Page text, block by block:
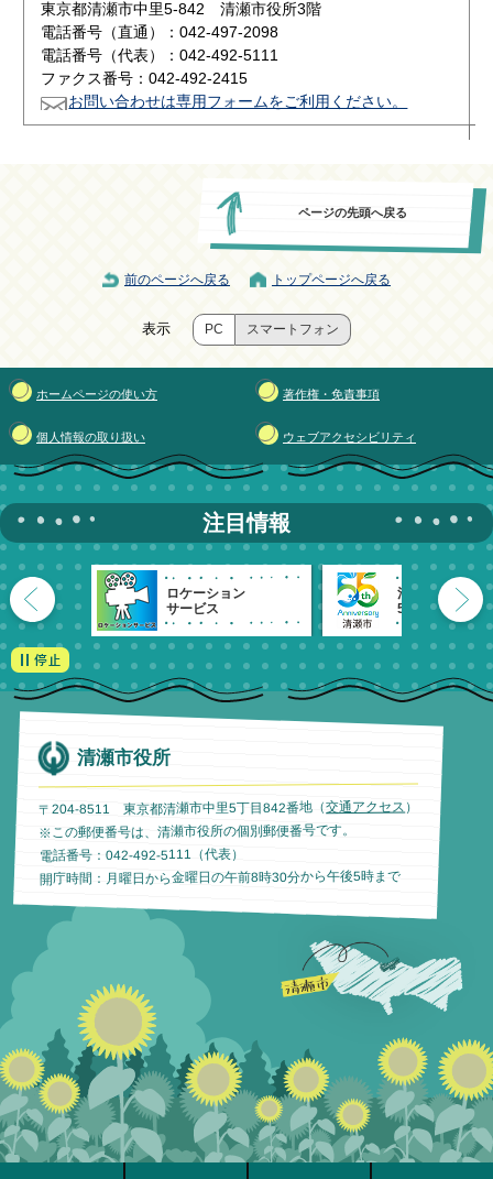
東京都清瀬市中里5-842 清瀬市役所3階
電話番号（直通）：042-497-2098
電話番号（代表）：042-492-5111
ファクス番号：042-492-2415
お問い合わせは専用フォームをご利用ください。
ページの先頭へ戻る
前のページへ戻る トップページへ戻る
表示 PC スマートフォン
ホームページの使い方 著作権・免責事項
個人情報の取り扱い ウェブアクセシビリティ
注目情報
ロケーション
サービス
清瀬市
55周年記念
清瀬市役所
〒204-8511 東京都清瀬市中里5丁目842番地（交通アクセス ）
※この郵便番号は、清瀬市役所の個別郵便番号です。
電話番号：042-492-5111（代表）
開庁時間：月曜日から金曜日の午前8時30分から午後5時まで